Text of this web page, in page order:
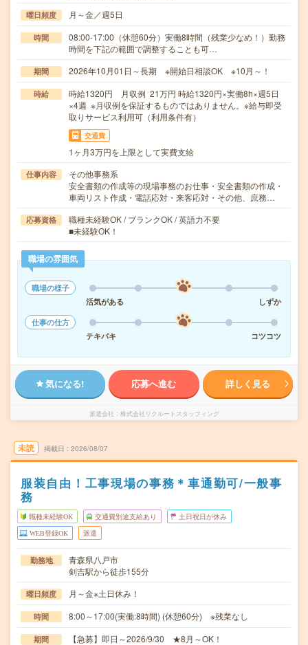
曜日頻度 月～金／週5日
時間
08:00-17:00（休憩60分）実働8時間（残業少なめ！）勤務
時間を下記の範囲で調整することも可…
期間 2026年10月01日～長期 ※開始日相談OK ※10月～！
時給
時給1320円 月収例 21万円 時給1320円×実働8h×週5日
×4週 ※月収例を保証するものではありません。※給与即受
取りサービス利用可（利用条件有）
交通費
1ヶ月3万円を上限として実費支給
仕事内容
その他事務系
安全書類の作成等の現場事務のお仕事・安全書類の作成・
車両リスト作成・電話応対・来客応対・その他、庶務…
応募資格
職種未経験OK / ブランクOK / 英語力不要
■未経験OK！
職場の雰囲気
職場の様子
活気がある
しずか
仕事の仕方
テキパキ
コツコツ
気になる! 応募へ進む 詳しく見る
派遣会社 株式会社リクルートスタッフィング
未読 掲載日 2026/08/07
服装自由！工事現場の事務＊車通勤可/一般事
務
職種未経験OK 交通費別途支給あり 土日祝日が休み
WEB登録OK 派遣
勤務地
青森県八戸市
剣吉駅から徒歩155分
曜日頻度 月～金※土日休み！
時間 8:00～17:00(実働:8時間) (休憩60分) ※残業なし
期間 【急募】即日～2026/9/30 ★8月～OK！